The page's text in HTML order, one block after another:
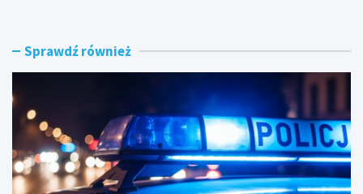
t
s
k
z
a
t
r
a
w
n
ę
t
Sprawdź również